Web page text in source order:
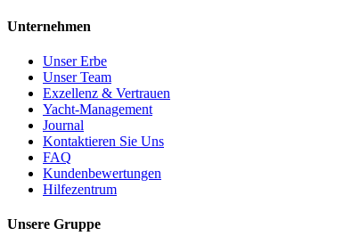
Unternehmen
Unser Erbe
Unser Team
Exzellenz & Vertrauen
Yacht-Management
Journal
Kontaktieren Sie Uns
FAQ
Kundenbewertungen
Hilfezentrum
Unsere Gruppe